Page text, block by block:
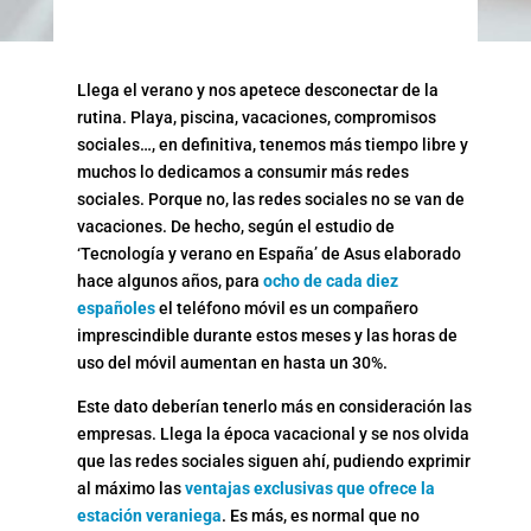
Llega el verano y nos apetece desconectar de la
rutina. Playa, piscina, vacaciones, compromisos
sociales…, en definitiva, tenemos más tiempo libre y
muchos lo dedicamos a consumir más redes
sociales. Porque no, las redes sociales no se van de
vacaciones. De hecho, según el estudio de
‘Tecnología y verano en España’ de Asus elaborado
hace algunos años, para ocho de cada diez
españolesel teléfono móvil es un compañero
imprescindible durante estos meses y las horas de
uso del móvil aumentan en hasta un 30%.
Este dato deberían tenerlo más en consideración las
empresas. Llega la época vacacional y se nos olvida
que las redes sociales siguen ahí, pudiendo exprimir
al máximo lasventajas exclusivas que ofrece la
estación veraniega. Es más, es normal que no